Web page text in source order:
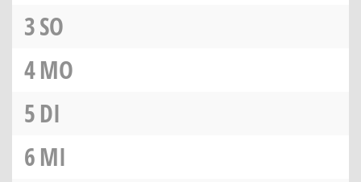
3SO
4MO
5DI
6MI